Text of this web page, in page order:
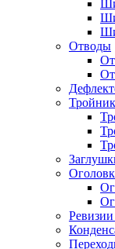
Отводы
Тройник